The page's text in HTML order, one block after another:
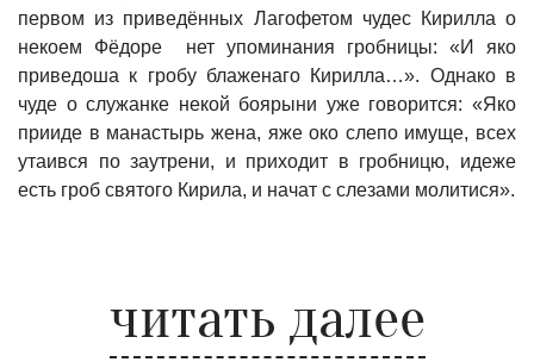
первом из приведённых Лагофетом чудес Кирилла о
некоем Фёдоре нет упоминания гробницы: «И яко
приведоша к гробу блаженаго Кирилла…». Однако в
чуде о служанке некой боярыни уже говорится: «Яко
прииде в манастырь жена, яже око слепо имуще, всех
утаився по заутрени, и приходит в гробницю, идеже
есть гроб святого Кирила, и начат с слезами молитися».
читать далее